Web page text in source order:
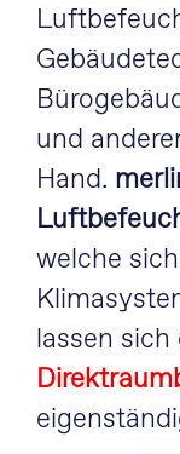
und
Hand.
welche
lassen